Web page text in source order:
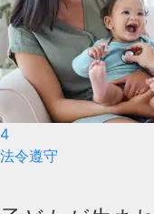
4
法令遵守